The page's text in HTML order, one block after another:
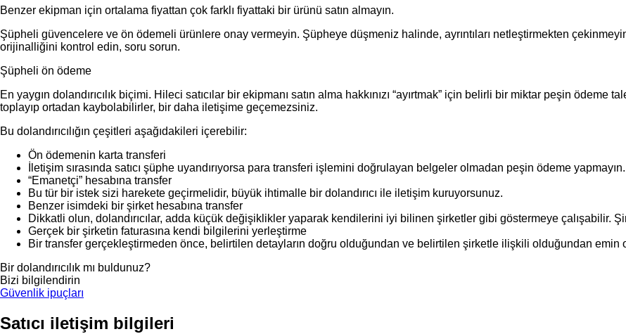
Benzer ekipman için ortalama fiyattan çok farklı fiyattaki bir ürünü satın almayın.
Şüpheli güvencelere ve ön ödemeli ürünlere onay vermeyin. Şüpheye düşmeniz halinde, ayrıntıları netleştirmekten
orijinalliğini kontrol edin, soru sorun.
Şüpheli ön ödeme
En yaygın dolandırıcılık biçimi. Hileci satıcılar bir ekipmanı satın alma hakkınızı “ayırtmak” için belirli bir miktar peşin
toplayıp ortadan kaybolabilirler, bir daha iletişime geçemezsiniz.
Bu dolandırıcılığın çeşitleri aşağıdakileri içerebilir:
Ön ödemenin karta transferi
İletişim sırasında satıcı şüphe uyandırıyorsa para transferi işlemini doğrulayan belgeler olmadan peşin ödeme yapmayın.
“Emanetçi” hesabına transfer
Bu tür bir istek sizi harekete geçirmelidir, büyük ihtimalle bir dolandırıcı ile iletişim kuruyorsunuz.
Benzer isimdeki bir şirket hesabına transfer
Dikkatli olun, dolandırıcılar, adda küçük değişiklikler yaparak kendilerini iyi bilinen şirketler gibi göstermeye çalışabilir.
Gerçek bir şirketin faturasına kendi bilgilerini yerleştirme
Bir transfer gerçekleştirmeden önce, belirtilen detayların doğru olduğundan ve belirtilen şirketle ilişkili olduğundan emin
Bir dolandırıcılık mı buldunuz?
Bizi bilgilendirin
Güvenlik ipuçları
Satıcı iletişim bilgileri